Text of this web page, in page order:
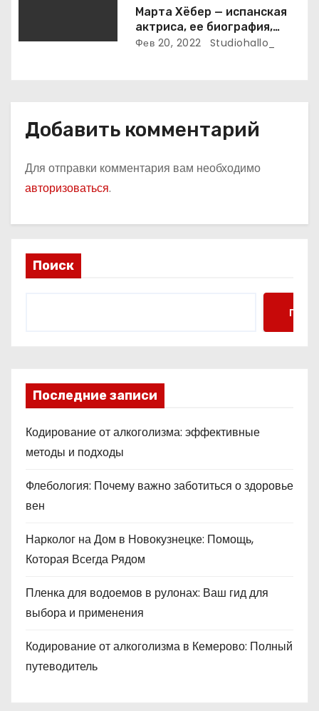
Марта Хёбер — испанская
актриса, ее биография,
фото и интересные факты,
Фев 20, 2022 Studiohallo_
Добавить комментарий
Для отправки комментария вам необходимо
авторизоваться.
Поиск
Поиск
Последние записи
Кодирование от алкоголизма: эффективные
методы и подходы
Флебология: Почему важно заботиться о здоровье
вен
Нарколог на Дом в Новокузнецке: Помощь,
Которая Всегда Рядом
Пленка для водоемов в рулонах: Ваш гид для
выбора и применения
Кодирование от алкоголизма в Кемерово: Полный
путеводитель